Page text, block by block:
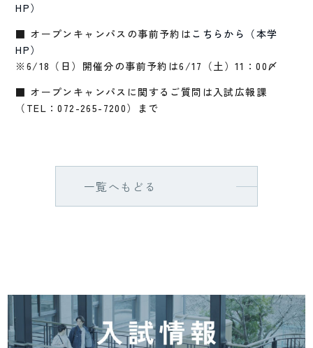
HP）
■ オープンキャンパスの事前予約は こちらから（本学
HP）
※6/18（日）開催分の事前予約は6/17（土）11：00〆
■ オープンキャンパスに関するご質問は入試広報課
（TEL：072-265-7200）まで
一覧へもどる